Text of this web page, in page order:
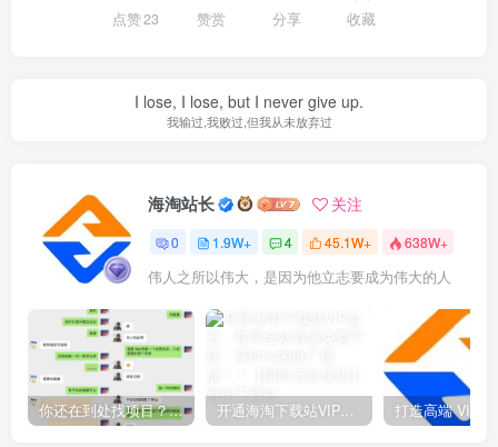
点赞23 赞赏 分享 收藏
I lose, I lose, but I never give up.
我输过,我败过,但我从未放弃过
海淘站长 关注
0 1.9W+ 4 45.1W+ 638W+
伟人之所以伟大，是因为他立志要成为伟大的人
你还在到处找项目？还在当韭菜？我靠网创资源站一个月收入5万+，曾经我也是个失败者。 开通海淘下载站VIP会员，尊享全站资源免费下载，享80%的推广提成！！【限时五折优惠】